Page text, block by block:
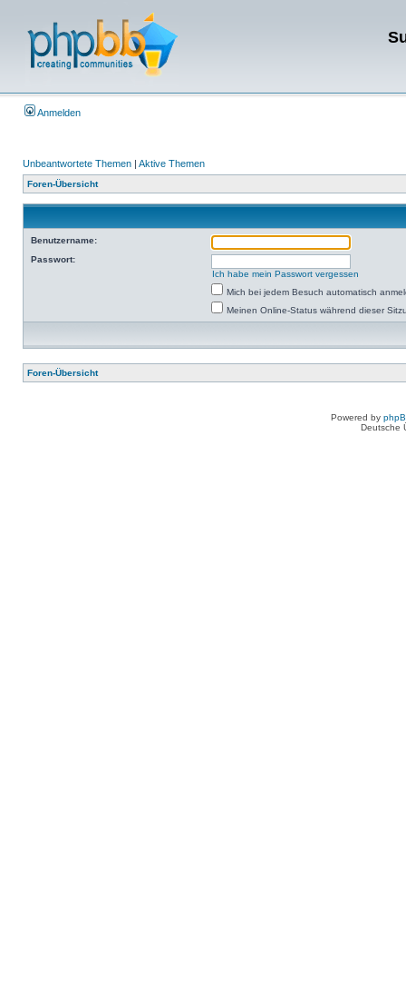
Anmelden
Unbeantwortete Themen | Aktive Themen
Foren-Übersicht
Benutzername:
Passwort:
Ich habe mein Passwort vergessen
Mich bei jedem Besuch automatisch
Meinen Online-Status während dieser
Foren-Übersicht
Powered by
Deutsche